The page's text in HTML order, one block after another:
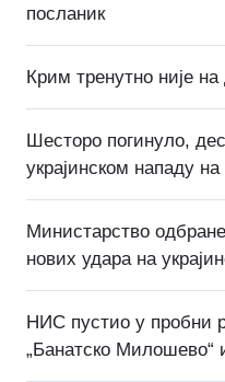
посланик
Крим тренутно није
Шесторо погинуло,
украјинском нападу
Министарство
нових удара на
НИС пустио у пробни
„Банатско Милошево“